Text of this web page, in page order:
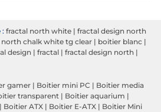
: fractal north white | fractal design north
north chalk white tg clear | boitier blanc |
design | fractal | fractal design north |
gamer | Boitier mini PC | Boitier media
transparent | Boitier aquarium |
| Boitier ATX | Boitier E-ATX | Boitier Mini